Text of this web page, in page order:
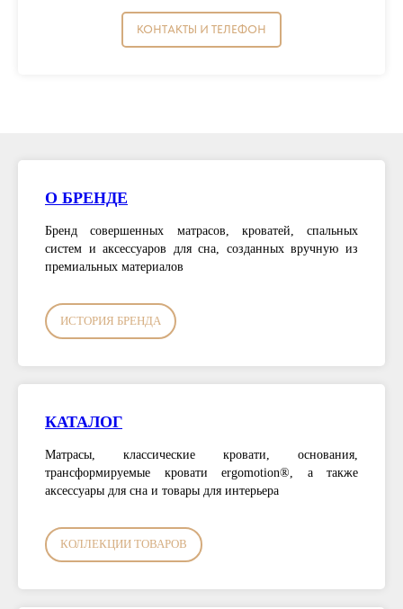
КОНТАКТЫ И ТЕЛЕФОН
О БРЕНДЕ
Бренд совершенных матрасов, кроватей, спальных
систем и аксессуаров для сна, созданных вручную из
премиальных материалов
ИСТОРИЯ БРЕНДА
КАТАЛОГ
Матрасы, классические кровати, основания,
трансформируемые кровати ergomotion®, а также
аксессуары для сна и товары для интерьера
КОЛЛЕКЦИИ ТОВАРОВ